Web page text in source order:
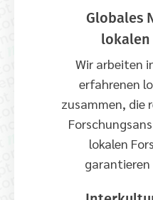
Globales
lokalen
Wir arbeiten
erfahrenen
zusammen, die
lokalen